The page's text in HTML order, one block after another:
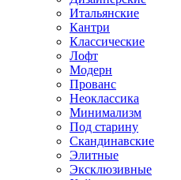
Итальянские
Кантри
Классические
Лофт
Модерн
Прованс
Неоклассика
Минимализм
Под старину
Скандинавские
Элитные
Эксклюзивные